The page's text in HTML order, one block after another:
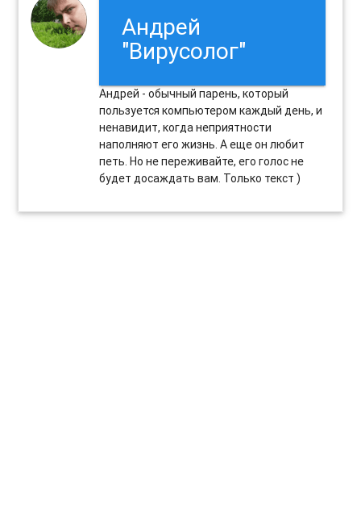
Андрей
"Вирусолог"
Андрей - обычный парень, который
пользуется компьютером каждый день, и
ненавидит, когда неприятности
наполняют его жизнь. А еще он любит
петь. Но не переживайте, его голос не
будет досаждать вам. Только текст )